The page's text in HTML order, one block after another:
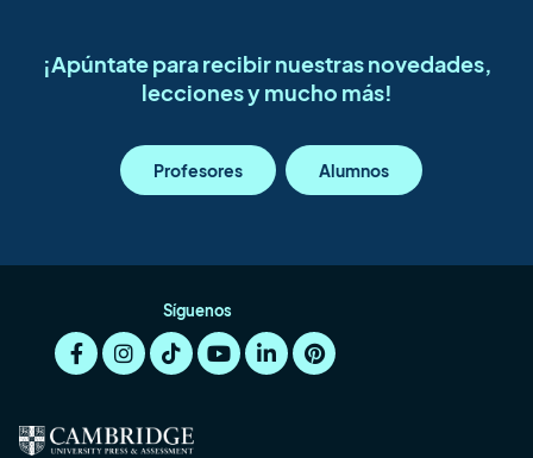
¡Apúntate para recibir nuestras novedades,
lecciones y mucho más!
Profesores Alumnos
Síguenos